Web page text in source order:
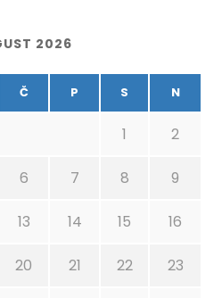
2026
Č P S N
1 2
6 7 8 9
13 14 15 16
20 21 22 23